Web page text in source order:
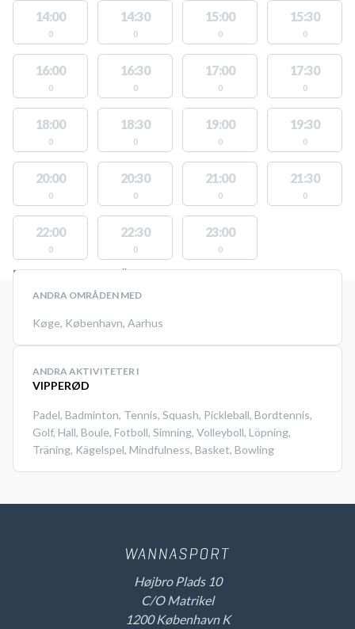
14:00
0
14:30
0
15:00
0
15:30
0
16:00
0
16:30
0
17:00
0
17:30
0
18:00
0
18:30
0
19:00
0
19:30
0
20:00
0
20:30
0
21:00
0
21:30
0
22:00
0
22:30
0
23:00
0
PLATSER MED TILLGÄNGLIGA AKTIVITETER
ANDRA OMRÅDEN MED
Køge, København, Aarhus
ANDRA AKTIVITETER I
VIPPERØD
Padel, Badminton, Tennis, Squash, Pickleball, Bordtennis,
Golf, Hall, Boule, Fotboll, Simning, Volleyboll, Löpning,
Träning, Kägelspel, Mindfulness, Basket, Bowling
Højbro Plads 10
C/O Matrikel
1200 København K